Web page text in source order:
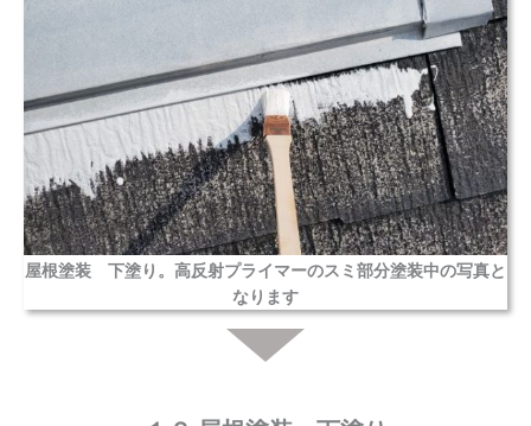
屋根塗装 下塗り。高反射プライマーのスミ部分塗装中の写真と
なります